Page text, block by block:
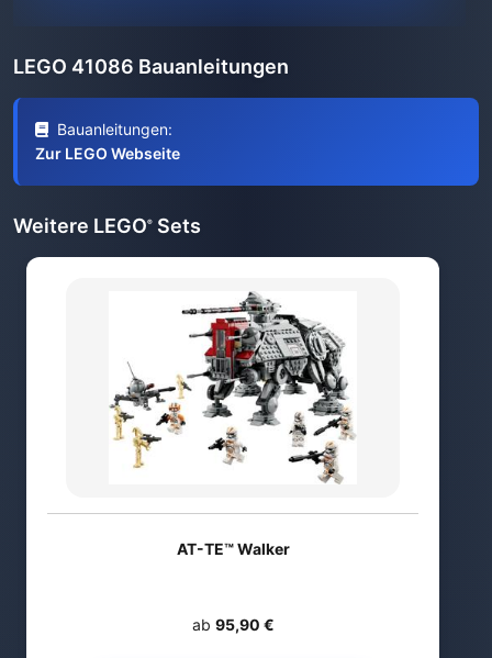
LEGO 41086 Bauanleitungen
Bauanleitungen:
Zur LEGO Webseite
Weitere LEGO® Sets
AT-TE™ Walker
ab 95,90 €